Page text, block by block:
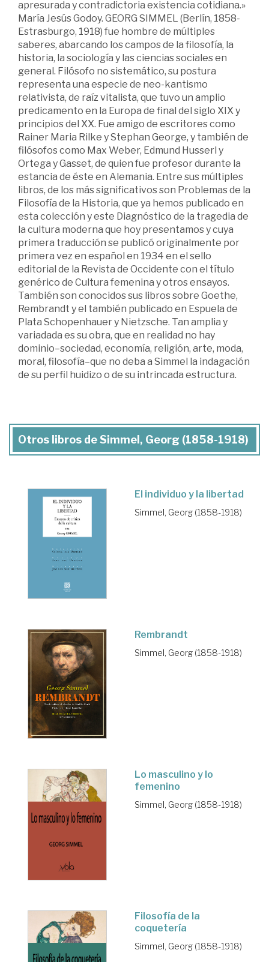
apresurada y contradictoria existencia cotidiana.»
María Jesús Godoy. GEORG SIMMEL (Berlín, 1858-
Estrasburgo, 1918) fue hombre de múltiples
saberes, abarcando los campos de la filosofía, la
historia, la sociología y las ciencias sociales en
general. Filósofo no sistemático, su postura
representa una especie de neo-kantismo
relativista, de raíz vitalista, que tuvo un amplio
predicamento en la Europa de final del siglo XIX y
principios del XX. Fue amigo de escritores como
Rainer Maria Rilke y Stephan George, y también de
filósofos como Max Weber, Edmund Husserl y
Ortega y Gasset,­ de quien fue profesor durante la
estancia de éste en Alemania. Entre sus múltiples
libros, de los más significativos son Problemas de la
Filosofía de la Historia, que ya hemos publicado en
esta colección y este Diagnóstico de la tragedia de
la cultura moderna que hoy presentamos y cuya
primera traducción se publicó originalmente por
primera vez en español en 1934 en el sello
editorial de la Revista de Occidente con el título
genérico de Cultura femenina y otros ensayos.
También son conocidos sus libros sobre Goethe,
Rembrandt y el también publicado en Espuela de
Plata Schopenhauer y Nietzsche. Tan amplia y
variadada es su obra, que en realidad no hay
dominio–sociedad, economía, religión, arte, moda,
moral, filosofía–que no deba a Simmel la indagación
de su perfil huidizo o de su intrincada estructura.
Otros libros de Simmel, Georg (1858-1918)
El individuo y la libertad
Simmel, Georg (1858-1918)
Rembrandt
Simmel, Georg (1858-1918)
Lo masculino y lo
femenino
Simmel, Georg (1858-1918)
Filosofía de la
coquetería
Simmel, Georg (1858-1918)